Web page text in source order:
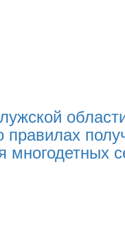
правилах
многодетных